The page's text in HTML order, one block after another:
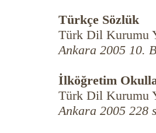
Türkçe Sözlük
Türk Dil Kurumu
Ankara 2005 10.
İlköğretim
Türk Dil Kurumu
Ankara 2005 228